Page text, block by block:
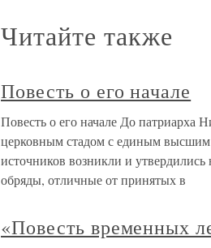
Читайте также
Повесть о его начале
Повесть о его начале До патриарха
церковным стадом с единым высшим
источников возникли и
обряды, отличные от принятых в
«Повесть временных